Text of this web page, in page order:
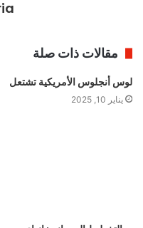
مقالات ذات صلة
لوس أنجلوس الأمريكية تشتعل
يناير 10, 2025